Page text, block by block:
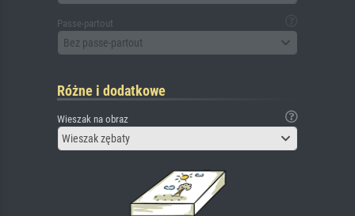
Passe-partout
Bez passe-partout
Różne i dodatkowe
Wieszak na obraz
Wieszak zębaty